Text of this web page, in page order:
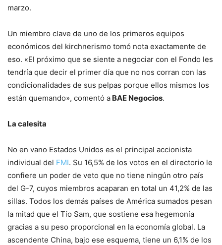
marzo.
Un miembro clave de uno de los primeros equipos
económicos del kirchnerismo tomó nota exactamente de
eso. «El próximo que se siente a negociar con el Fondo les
tendría que decir el primer día que no nos corran con las
condicionalidades de sus pelpas porque ellos mismos los
están quemando», comentó a BAE Negocios.
La calesita
No en vano Estados Unidos es el principal accionista
individual del FMI. Su 16,5% de los votos en el directorio le
confiere un poder de veto que no tiene ningún otro país
del G-7, cuyos miembros acaparan en total un 41,2% de las
sillas. Todos los demás países de América sumados pesan
la mitad que el Tío Sam, que sostiene esa hegemonía
gracias a su peso proporcional en la economía global. La
ascendente China, bajo ese esquema, tiene un 6,1% de los